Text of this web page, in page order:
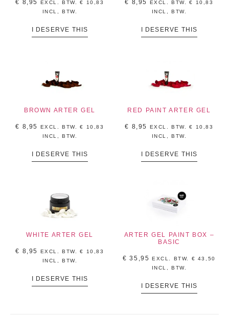
€ 8,95 EXCL. BTW.€
10,83
INCL, BTW.
I DESERVE THIS
€ 8,95 EXCL. BTW.€
10,83
INCL, BTW.
I DESERVE THIS
BROWN ARTER GEL
€ 8,95 EXCL. BTW.€
10,83
INCL, BTW.
I DESERVE THIS
RED PAINT ARTER GEL
€ 8,95 EXCL. BTW.€
10,83
INCL, BTW.
I DESERVE THIS
WHITE ARTER GEL
€ 8,95 EXCL. BTW.€
10,83
INCL, BTW.
I DESERVE THIS
ARTER GEL PAINT BOX –
BASIC
€ 35,95 EXCL. BTW. € 43,50
INCL, BTW.
I DESERVE THIS